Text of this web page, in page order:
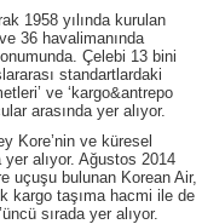
1958 yılında kurulan
36 havalimanında
Çelebi 13 bini
standartlardaki
ve ‘kargo&antrepo
arasında yer alıyor.
Kore’nin ve küresel
alıyor. Ağustos 2014
uçuşu bulunan Korean Air,
kargo taşıma hacmi ile de
sırada yer alıyor.